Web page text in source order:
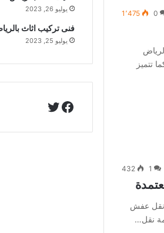
0 1٬475
تتميز
1
432
نقل عفش
نقل…
يوليو 26, 2023
فنى تركيب اثاث
يوليو 25, 2023
فيسبوك
تويتر